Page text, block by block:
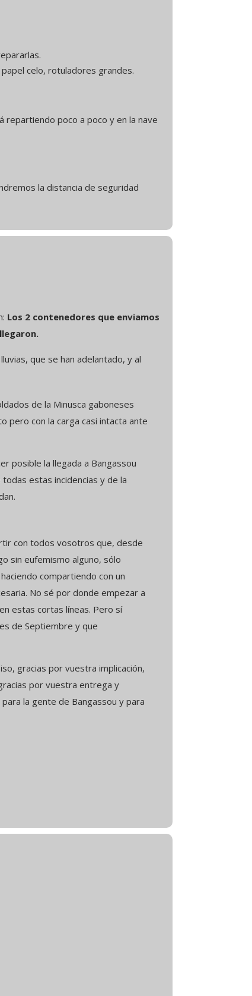
celo, rotuladores grandes.
repartiendo poco a poco y en la nave
la distancia de seguridad
Los 2 contenedores que enviamos
que se han adelantado, y al
de la Minusca gaboneses
pero con la carga casi intacta ante
posible la llegada a Bangassou
estas incidencias y de la
con todos vosotros que, desde
sin eufemismo alguno, sólo
compartiendo con un
No sé por donde empezar a
estas cortas líneas. Pero sí
de Septiembre y que
gracias por vuestra implicación,
por vuestra entrega y
la gente de Bangassou y para